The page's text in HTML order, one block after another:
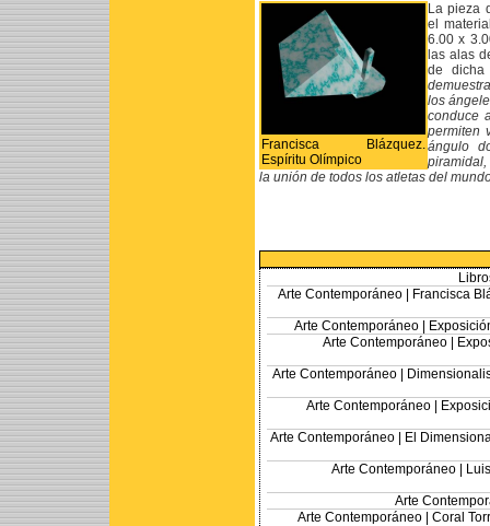
Francisca Blázquez.
Espíritu Olímpico
La pieza
el
6.00 x
las alas
de dicha
los
conduce
permiten
ángulo
la unión de todos los atletas del
Arte Contemporáneo |
Francisca
Arte Contemporáneo |
Arte Contemporáneo |
Arte Contemporáneo |
Arte Contemporáneo |
Arte Contemporáneo | El
Arte Contemporáneo |
Arte
Arte Contemporáneo | Coral